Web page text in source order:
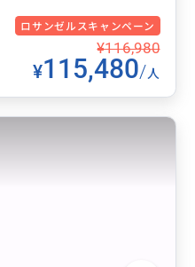
ロサンゼルスキャンペーン
¥116,980
¥115,480/人